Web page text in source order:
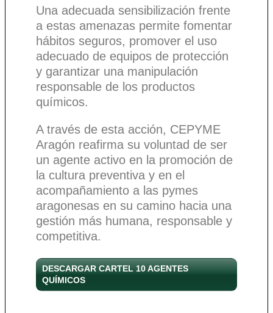
Una adecuada sensibilización frente
a estas amenazas permite fomentar
hábitos seguros, promover el uso
adecuado de equipos de protección
y garantizar una manipulación
responsable de los productos
químicos.
A través de esta acción, CEPYME
Aragón reafirma su voluntad de ser
un agente activo en la promoción de
la cultura preventiva y en el
acompañamiento a las pymes
aragonesas en su camino hacia una
gestión más humana, responsable y
competitiva.
DESCARGAR CARTEL 10 AGENTES
QUÍMICOS